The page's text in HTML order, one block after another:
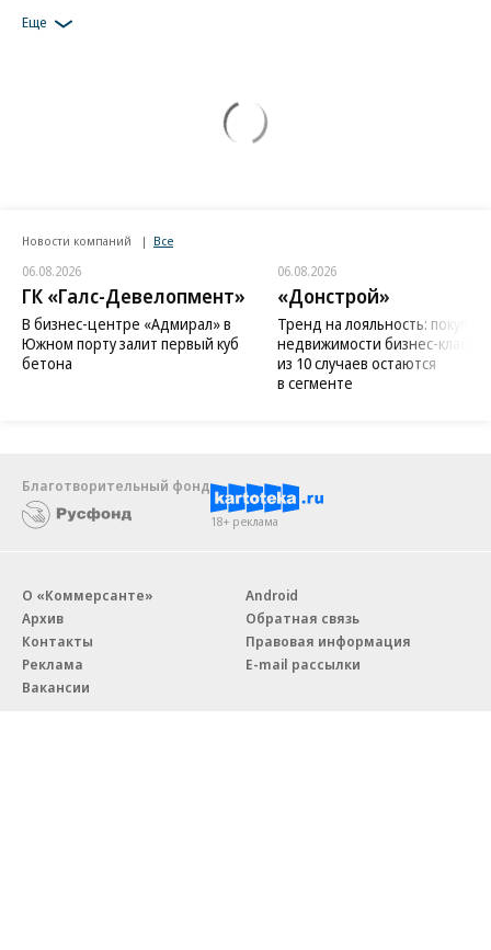
Еще
Новости компаний Все
06.08.2026
ГК «Галс-Девелопмент»
В бизнес-центре «Адмирал» в
Южном порту залит первый куб
бетона
06.08.2026
«Донстрой»
Тренд на лояльность:
недвижимости бизнес-класса
из 10 случаев остаются
в сегменте
Благотворительный фонд
18+ реклама
О «Коммерсанте»
Архив
Контакты
Реклама
Вакансии
Android
Обратная связь
Правовая информация
E-mail рассылки